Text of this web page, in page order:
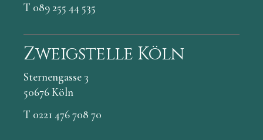
T 089 255 44 535
Zweigstelle Köln
Sternengasse 3
50676 Köln
T 0221 476 708 70